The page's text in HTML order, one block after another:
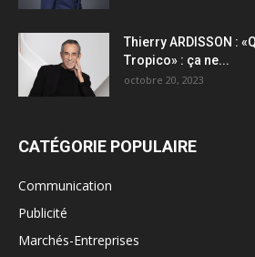
Thierry ARDISSON :
Tropico» : ça ne...
octobre 20, 2023
CATÉGORIE POPULAIRE
Communication
Publicité
Marchés-Entreprises